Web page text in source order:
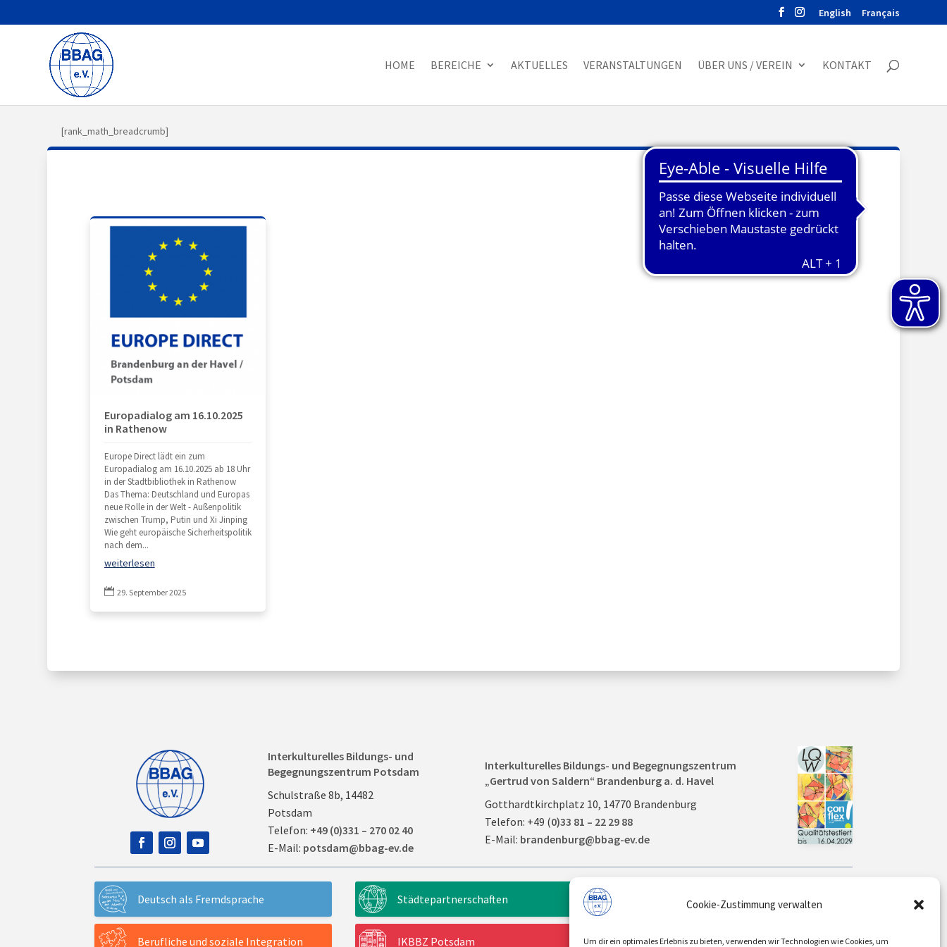
Cookie-Zustimmung verwalten
Um dir ein optimales Erlebnis zu bieten, verwenden wir Technologien wie Cookies, um
English Français
HOME BEREICHE AKTUELLES VERANSTALTUNGEN ÜBER UNS / VEREIN KONTAKT
[rank_math_breadcrumb]
Europadialog am 16.10.2025
in Rathenow
Europe Direct lädt ein zum
Europadialog am 16.10.2025 ab 18 Uhr
in der Stadtbibliothek in Rathenow
Das Thema: Deutschland und Europas
neue Rolle in der Welt - Außenpolitik
zwischen Trump, Putin und Xi Jinping
Wie geht europäische Sicherheitspolitik
nach dem...
weiterlesen
 29. September 2025
Interkulturelles Bildungs- und
Begegnungszentrum Potsdam
Schulstraße 8b, 14482
Potsdam
Telefon: +49 (0)331 – 270 02 40
E-Mail: potsdam@bbag-ev.de
Interkulturelles Bildungs- und Begegnungszentrum
„Gertrud von Saldern“ Brandenburg a. d. Havel
Gotthardtkirchplatz 10, 14770 Brandenburg
Telefon: +49 (0)33 81 – 22 29 88
E-Mail: brandenburg@bbag-ev.de
Deutsch als Fremdsprache
Berufliche und soziale Integration
Städtepartnerschaften
IKBBZ Potsdam Veranstaltungen